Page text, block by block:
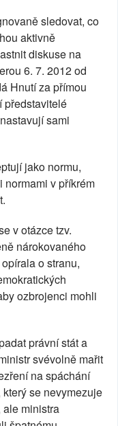
sledovat, co
aktivně
diskuse na
6. 7. 2012 od
Hnutí za přímou
představitelé
sami
jako normu,
normami v příkrém
v otázce tzv.
nárokovaného
o stranu,
ozbrojenci mohli
právní stát a
svévolně mařit
na spáchání
se nevymezuje
ale ministra